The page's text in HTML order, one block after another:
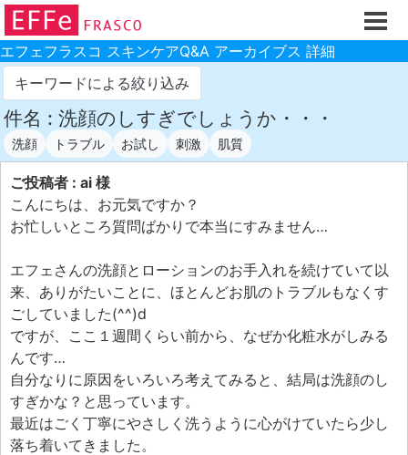
ホーム
ご注文フォーム
初回割引
製品のご案内
お買い物ガイド
スキンケアQ&Aアーカイブス
製品レビュー
コスメ辞典 化粧品成分検索
ご購入履歴
ご登録情報
ご紹介(アフェリエイト)制度
エフェ研究所について
お問い合わせフォーム
エフェフラスコ スキンケアQ&A アーカイブス 詳細
キーワードによる絞り込み
件名 : 洗顔のしすぎでしょうか・・・
洗顔 トラブル お試し 刺激 肌質
ご投稿者 : ai 様
こんにちは、お元気ですか？
お忙しいところ質問ばかりで本当にすみません…
エフェさんの洗顔とローションのお手入れを続けていて以
来、ありがたいことに、ほとんどお肌のトラブルもなくす
ごしていました(^^)d
ですが、ここ１週間くらい前から、なぜか化粧水がしみる
んです…
自分なりに原因をいろいろ考えてみると、結局は洗顔のし
すぎかな？と思っています。
最近はごく丁寧にやさしく洗うように心がけていたら少し
落ち着いてきました。